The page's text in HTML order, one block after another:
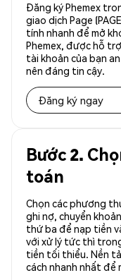
Đăng ký Phemex
giao dịch Page
tính nhanh để mở
Phemex, được hỗ
tài khoản của bạn
nên đáng tin cậy.
Đăng ký ngay
Bước 2.
toán
Chọn các phương
ghi nợ, chuyển
thứ ba để nạp tiền
với xử lý tức thì
tiền tối thiểu. Nền
cách nhanh nhất để